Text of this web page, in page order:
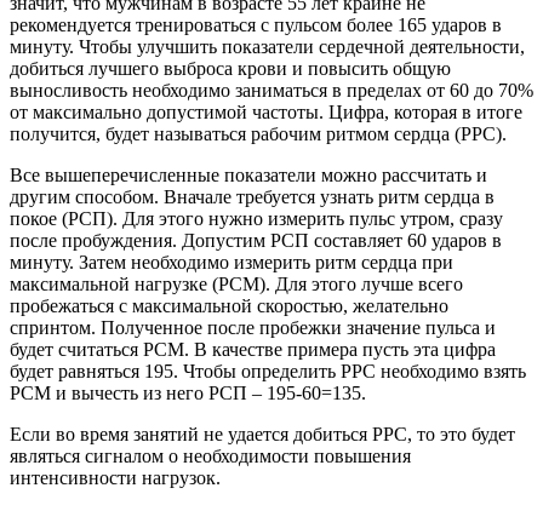
рекомендуется тренироваться с пульсом более 165 ударов в
минуту. Чтобы улучшить показатели сердечной деятельности,
добиться лучшего выброса крови и повысить общую
выносливость необходимо заниматься в пределах от 60 до 70%
от максимально допустимой частоты. Цифра, которая в итоге
получится, будет называться рабочим ритмом сердца (РРС).
Все вышеперечисленные показатели можно рассчитать и
другим способом. Вначале требуется узнать ритм сердца в
покое (РСП). Для этого нужно измерить пульс утром, сразу
после пробуждения. Допустим РСП составляет 60 ударов в
минуту. Затем необходимо измерить ритм сердца при
максимальной нагрузке (РСМ). Для этого лучше всего
пробежаться с максимальной скоростью, желательно
спринтом. Полученное после пробежки значение пульса и
будет считаться РСМ. В качестве примера пусть эта цифра
будет равняться 195. Чтобы определить РРС необходимо взять
РСМ и вычесть из него РСП – 195-60=135.
Если во время занятий не удается добиться РРС, то это будет
являться сигналом о необходимости повышения
интенсивности нагрузок.